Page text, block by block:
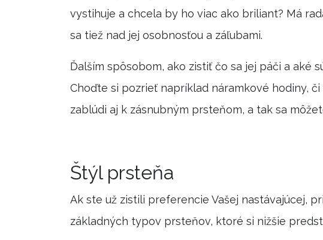
vystihuje a chcela by ho viac ako briliant? Má
sa tiež nad jej osobnosťou a záľubami.
Ďalším spôsobom, ako zistiť čo sa jej páči a aké
Choďte si pozrieť napríklad náramkové hodiny,
zablúdi aj k zásnubným prsteňom, a tak sa
Štýl prsteňa
Ak ste už zistili preferencie Vašej nastávajúcej,
základných typov prsteňov, ktoré si nižšie